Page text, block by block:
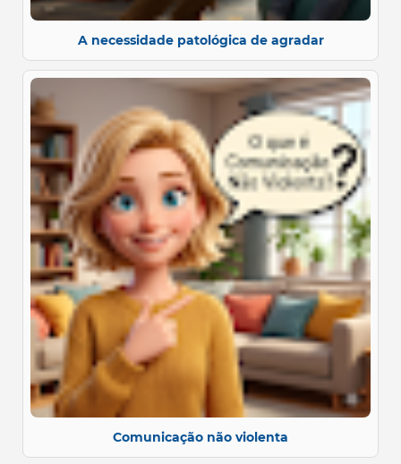
A necessidade patológica de agradar
Comunicação não violenta